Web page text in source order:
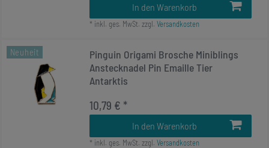
In den Warenkorb
* inkl. ges. MwSt. zzgl. Versandkosten
Neuheit
Pinguin Origami Brosche Miniblings
Anstecknadel Pin Emaille Tier
Antarktis
10,79 € *
In den Warenkorb
* inkl. ges. MwSt. zzgl. Versandkosten